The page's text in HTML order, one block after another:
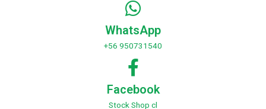
WhatsApp
+56 950731540
Facebook
Stock Shop cl